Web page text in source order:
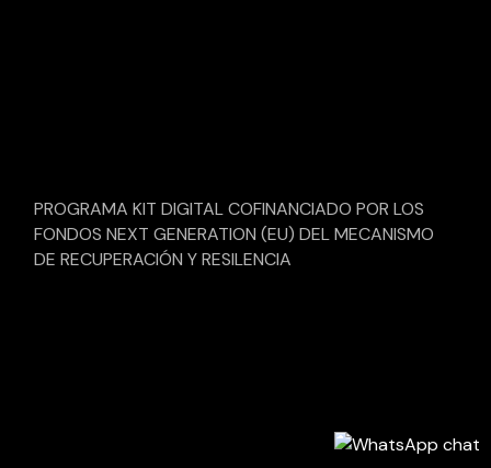
PROGRAMA KIT DIGITAL COFINANCIADO POR LOS
FONDOS NEXT GENERATION (EU) DEL MECANISMO
DE RECUPERACIÓN Y RESILENCIA